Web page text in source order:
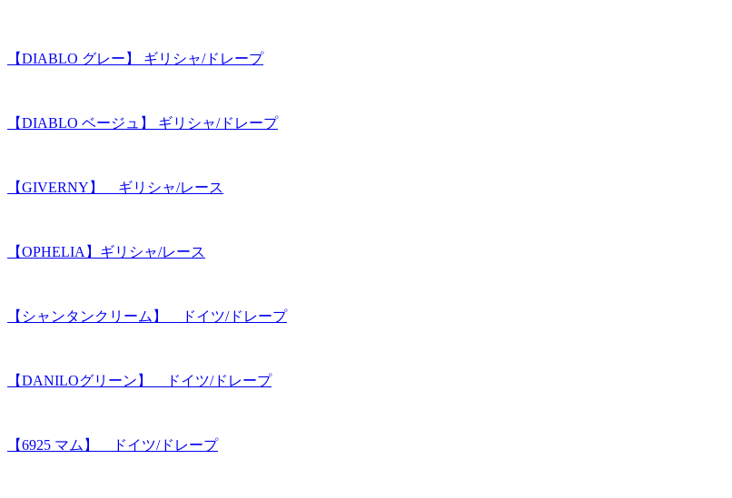
【DIABLO グレー】 ギリシャ/ドレープ
【DIABLO ベージュ】 ギリシャ/ドレープ
【GIVERNY】 ギリシャ/レース
【OPHELIA】ギリシャ/レース
【シャンタンクリーム】 ドイツ/ドレープ
【DANILOグリーン】 ドイツ/ドレープ
【6925 マム】 ドイツ/ドレープ